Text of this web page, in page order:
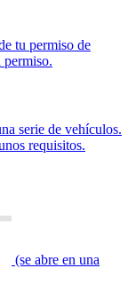
tu permiso de
permiso.
serie de vehículos.
requisitos.
(se abre en una